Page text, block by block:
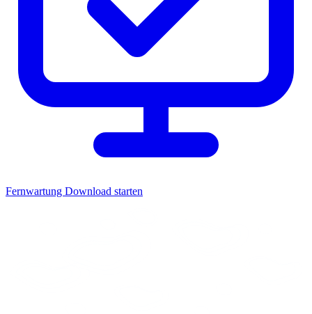
Fernwartung Download starten